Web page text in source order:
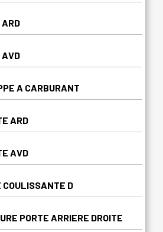
AVD
A CARBURANT
ARD
AVD
D
PORTE ARRIERE DROITE